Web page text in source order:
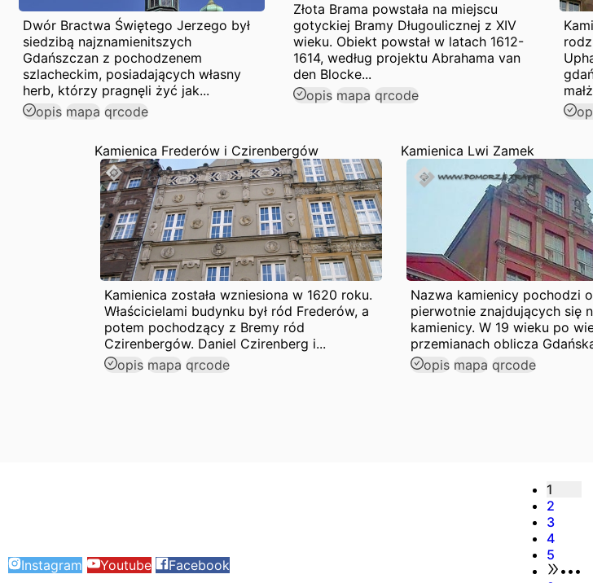
Dwór Bractwa Świętego Jerzego był
siedzibą najznamienitszych
Gdańszczan z pochodzenem
szlacheckim, posiadających własny
herb, którzy pragnęli żyć jak...
opis mapa qrcode
Złota Brama powstała na miejscu
gotyckiej Bramy Długoulicznej z XIV
wieku. Obiekt powstał w latach 1612-
1614, według projektu Abrahama van
den Blocke...
opis mapa qrcode
Kamienica Frederów i Czirenbergów
Kamienica została wzniesiona w 1620 roku.
Właścicielami budynku był ród Frederów, a
potem pochodzący z Bremy ród
Czirenbergów. Daniel Czirenberg i...
opis mapa qrcode
Kamienica Lwi Zamek
Nazwa kamienicy pochodzi
pierwotnie znajdujących się
kamienicy. W 19 wieku po
przemianach oblicza
opis mapa qrcode
Instagram Youtube Facebook
1
2
3
4
5
•••